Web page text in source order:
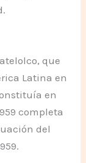
que
Latina en
en
completa
del